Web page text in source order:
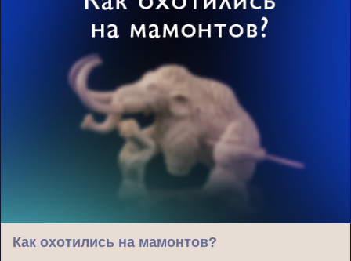
Как охотились на мамонтов?